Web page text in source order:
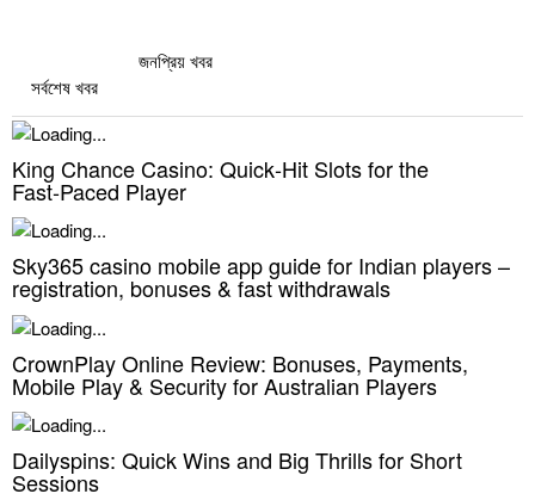
সর্বশেষ খবর
জনপ্রিয় খবর
King Chance Casino: Quick‑Hit Slots for the
Fast‑Paced Player
Sky365 casino mobile app guide for Indian players –
registration, bonuses & fast withdrawals
CrownPlay Online Review: Bonuses, Payments,
Mobile Play & Security for Australian Players
Dailyspins: Quick Wins and Big Thrills for Short
Sessions